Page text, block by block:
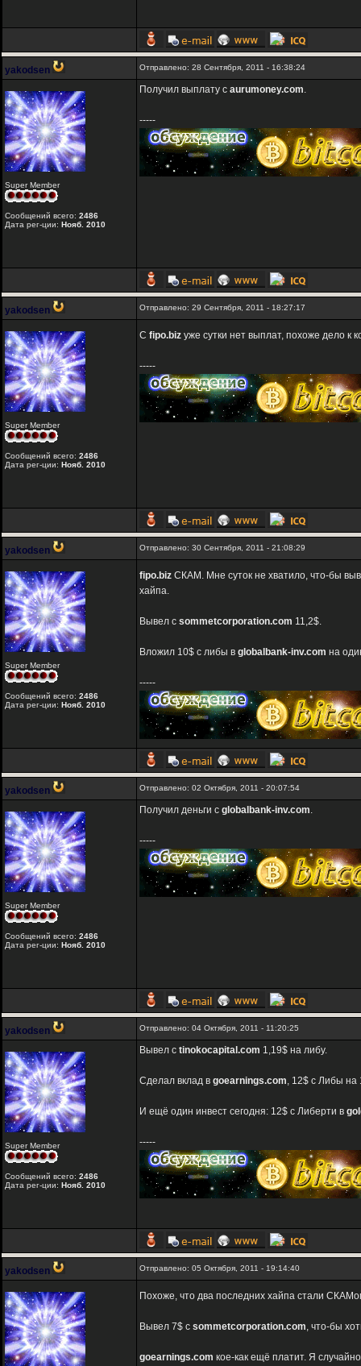
yakodsen Отправлено: 28 Сентября, 2011 - 16:38:24
Super Member
Сообщений всего: 2486
Дата рег-ции: Нояб. 2010
Получил выплату с aurumoney.com.
-----
yakodsen Отправлено: 29 Сентября, 2011 - 18:27:17
Super Member
Сообщений всего: 2486
Дата рег-ции: Нояб. 2010
С fipo.biz уже сутки нет выплат, похоже дело к
-----
yakodsen Отправлено: 30 Сентября, 2011 - 21:08:29
Super Member
Сообщений всего: 2486
Дата рег-ции: Нояб. 2010
fipo.biz СКАМ. Мне суток не хватило, что-бы
хайпа.
Вывел с sommetcorporation.com 11,2$.
Вложил 10$ с либы в globalbank-inv.com на
-----
yakodsen Отправлено: 02 Октября, 2011 - 20:07:54
Super Member
Сообщений всего: 2486
Дата рег-ции: Нояб. 2010
Получил деньги с globalbank-inv.com.
-----
yakodsen Отправлено: 04 Октября, 2011 - 11:20:25
Super Member
Сообщений всего: 2486
Дата рег-ции: Нояб. 2010
Вывел с tinokocapital.com 1,19$ на либу.
Сделал вклад в goearnings.com, 12$ с Либы на
И ещё один инвест сегодня: 12$ c Либерти в
-----
yakodsen Отправлено: 05 Октября, 2011 - 19:14:40
Похоже, что два последних хайпа стали
Вывел 7$ c sommetcorporation.com, что-бы
goearnings.com кое-как ещё платит. Я